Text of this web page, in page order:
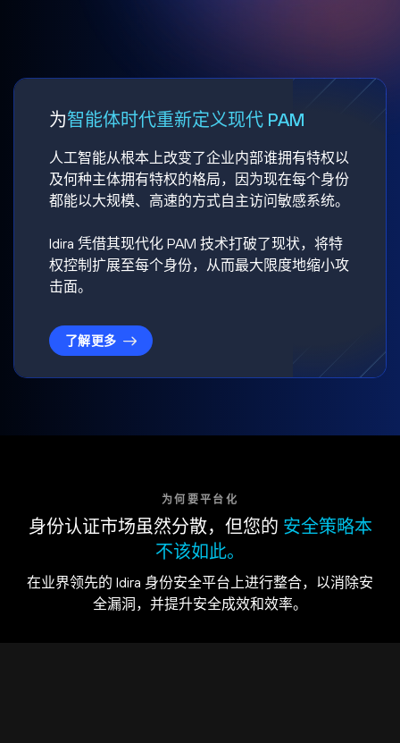
为智能体时代重新定义现代 PAM
人工智能从根本上改变了企业内部谁拥有特权以
及何种主体拥有特权的格局，因为现在每个身份
都能以大规模、高速的方式自主访问敏感系统。
Idira 凭借其现代化 PAM 技术打破了现状，将特
权控制扩展至每个身份，从而最大限度地缩小攻
击面。
了解更多
为何要平台化
身份认证市场虽然分散，但您的 安全策略本
不该如此。
在业界领先的 Idira 身份安全平台上进行整合，以消除安
全漏洞，并提升安全成效和效率。